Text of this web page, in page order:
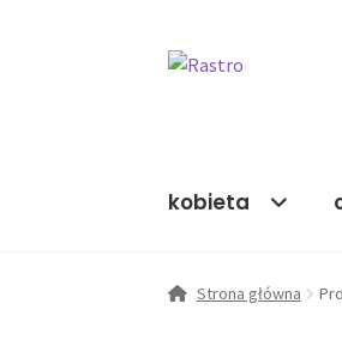
Przejdź
Przejdź
kobieta
Strona główna